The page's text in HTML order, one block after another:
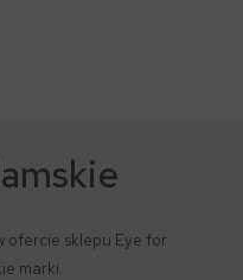
ofercie sklepu Eye for
marki.